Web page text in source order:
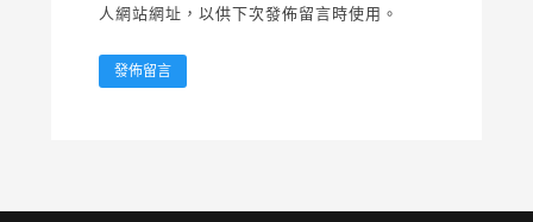
人網站網址，以供下次發佈留言時使用。